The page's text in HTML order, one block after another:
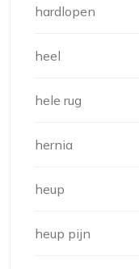
hardlopen
heel
hele rug
hernia
heup
heup pijn